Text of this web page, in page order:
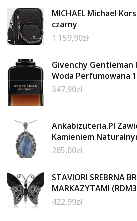
MICHAEL Michael
czarny
1 159,90zł
Givenchy Gentleman
Woda Perfumowana
347,90zł
Ankabizuteria.Pl
Kamieniem
265,00zł
STAVIORI SREBRNA
MARKAZYTAMI
422,99zł